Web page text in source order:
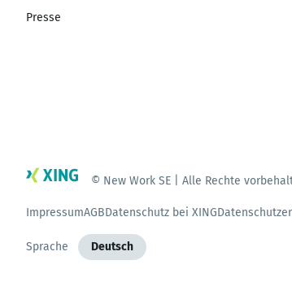
Presse
© New Work SE | Alle Rechte
ImpressumAGBDatenschutz bei XING
Sprache Deutsch